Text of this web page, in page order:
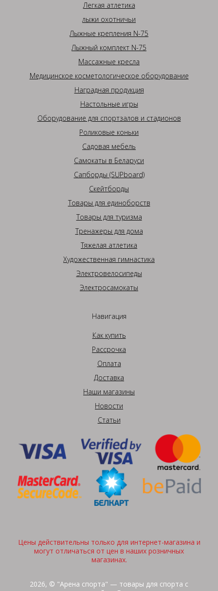
Легкая атлетика
лыжи охотничьи
Лыжные крепления N-75
Лыжный комплект N-75
Массажные кресла
Медицинское косметологическое оборудование
Наградная продукция
Настольные игры
Оборудование для спортзалов и стадионов
Роликовые коньки
Садовая мебель
Самокаты в Беларуси
Сапборды (SUPboard)
Скейтборды
Товары для единоборств
Товары для туризма
Тренажеры для дома
Тяжелая атлетика
Художественная гимнастика
Электровелосипеды
Электросамокаты
Навигация
Как купить
Рассрочка
Оплата
Доставка
Наши магазины
Новости
Статьи
Цены действительны только для интернет-магазина и
могут отличаться от цен в наших розничных
магазинах.
2026, © "Арена спорта" — товары для спорта с